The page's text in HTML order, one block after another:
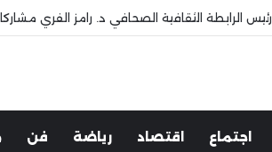
رئيس الرابطة الثقافية الصحافي د. رامز الفري
اجتماع اقتصاد رياضة فن